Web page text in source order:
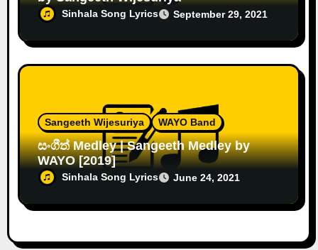
Sinhala Song Lyrics September 29, 2021
Sangeeth Wijesuriya WAYO Band
සංගීත් Medley | Sangeeth Medley by
WAYO [2019]
Sinhala Song Lyrics June 24, 2021